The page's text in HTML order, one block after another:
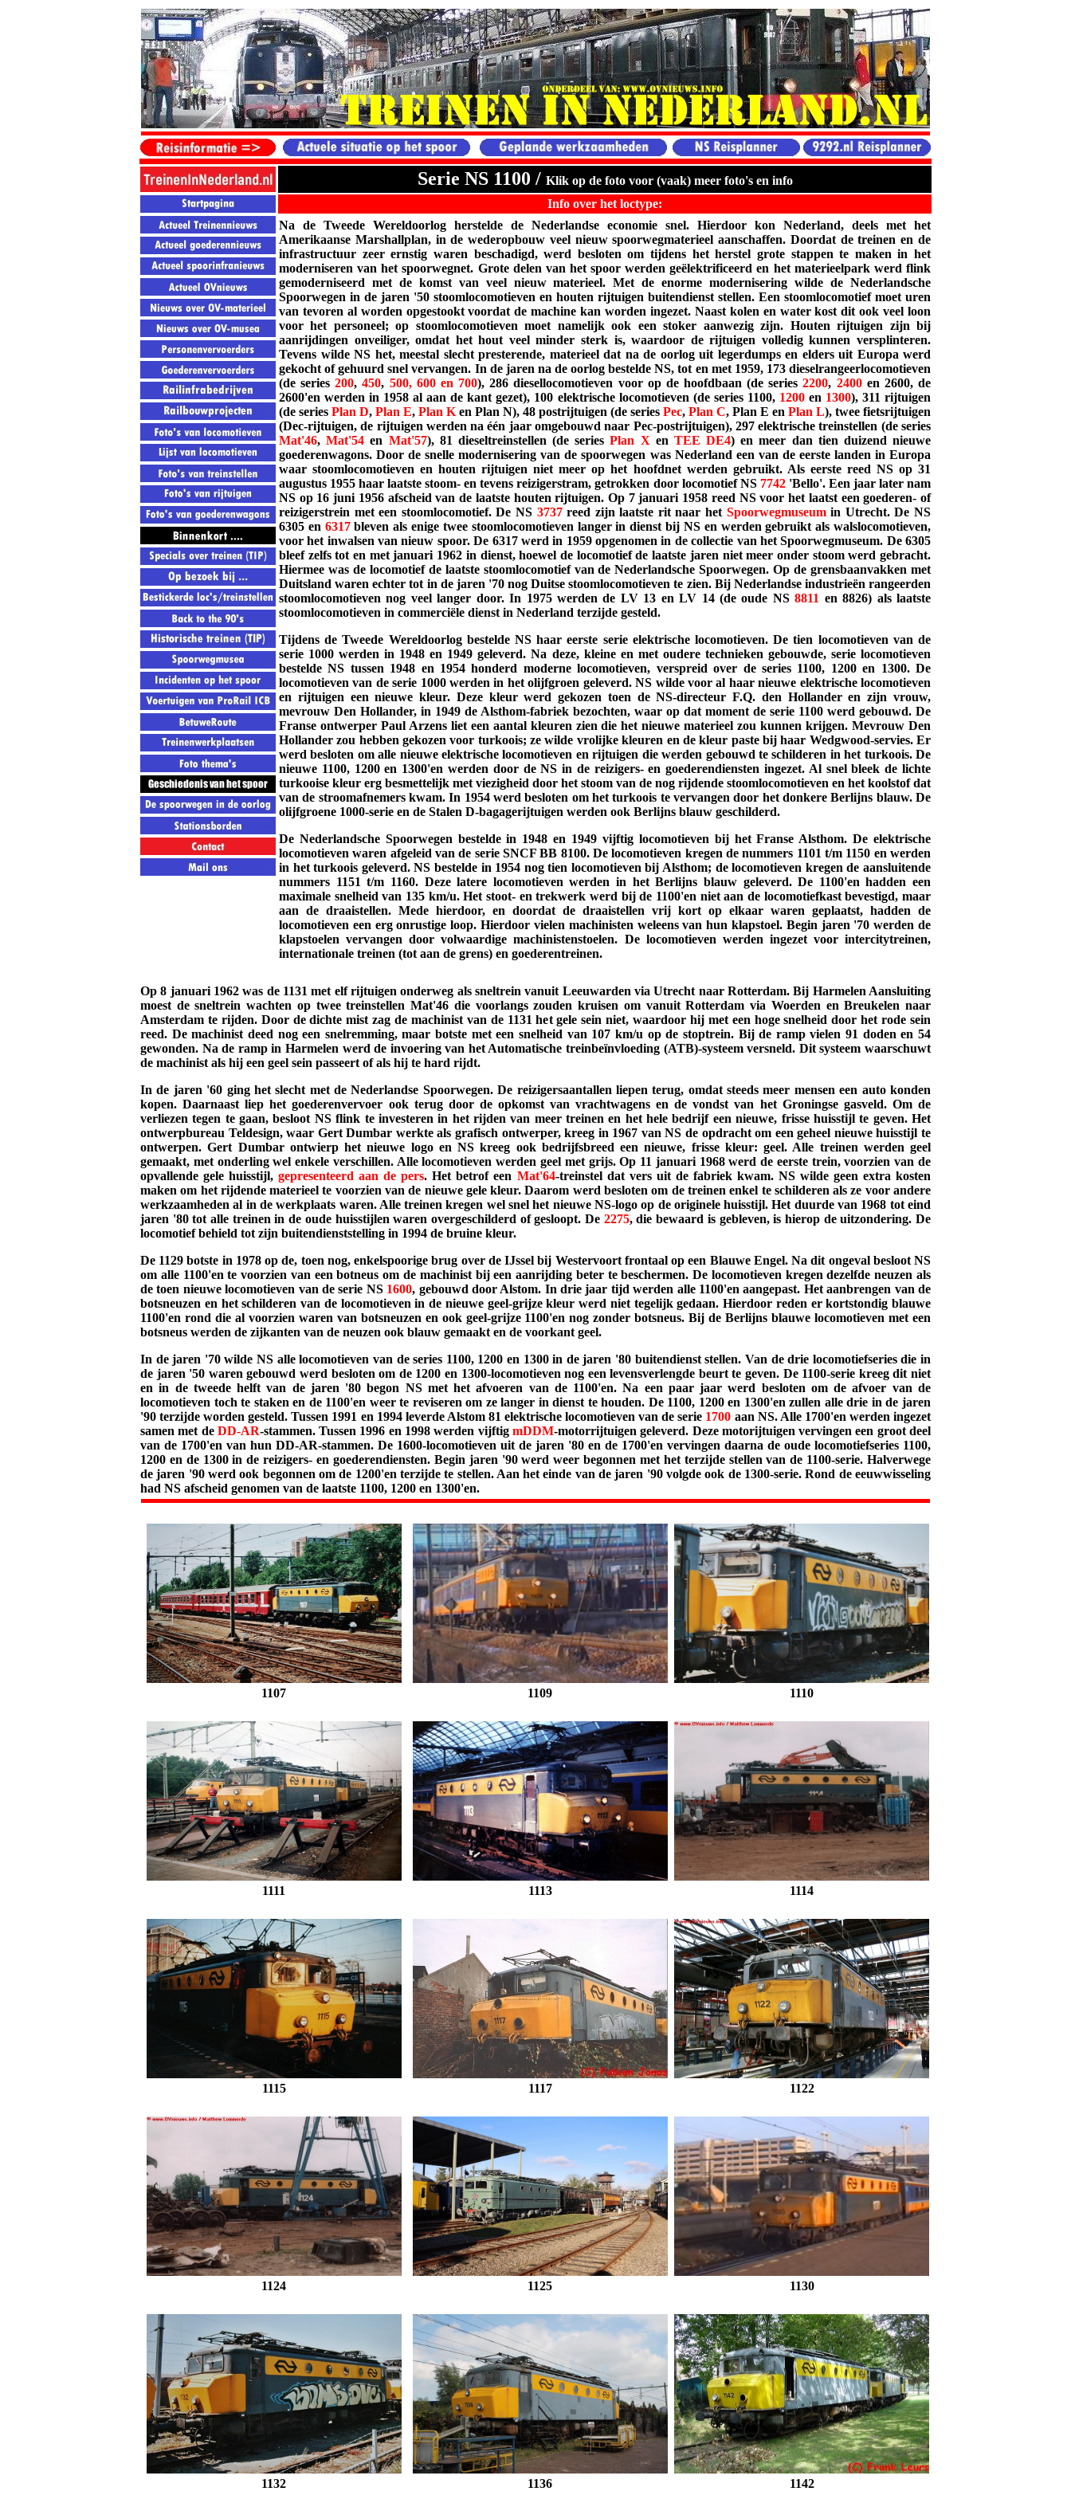
Serie NS 1100 / Klik op de foto voor (vaak) meer foto's en info
Info over het loctype:
Na de Tweede Wereldoorlog herstelde de Nederlandse economie snel. Hierdoor kon Nederland, deels met het
Amerikaanse Marshallplan, in de wederopbouw veel nieuw spoorwegmaterieel aanschaffen. Doordat de treinen en de
infrastructuur zeer ernstig waren beschadigd, werd besloten om tijdens het herstel grote stappen te maken in het
moderniseren van het spoorwegnet. Grote delen van het spoor werden geëlektrificeerd en het materieelpark werd flink
gemoderniseerd met de komst van veel nieuw materieel. Met de enorme modernisering wilde de Nederlandsche
Spoorwegen in de jaren '50 stoomlocomotieven en houten rijtuigen buitendienst stellen. Een stoomlocomotief moet uren
van tevoren al worden opgestookt voordat de machine kan worden ingezet. Naast kolen en water kost dit ook veel loon
voor het personeel; op stoomlocomotieven moet namelijk ook een stoker aanwezig zijn. Houten rijtuigen zijn bij
aanrijdingen onveiliger, omdat het hout veel minder sterk is, waardoor de rijtuigen volledig kunnen versplinteren.
Tevens wilde NS het, meestal slecht presterende, materieel dat na de oorlog uit legerdumps en elders uit Europa werd
gekocht of gehuurd snel vervangen. In de jaren na de oorlog bestelde NS, tot en met 1959, 173 dieselrangeerlocomotieven
(de series200,450, 500, 600 en 700), 286 diesellocomotieven voor op de hoofdbaan (de series2200, 2400en 2600, de
2600'en werden in 1958 al aan de kant gezet), 100 elektrische locomotieven (de series 1100, 1200en 1300), 311 rijtuigen
(de series Plan D, Plan E, Plan K en Plan N), 48 postrijtuigen (de series Pec, Plan C, Plan E en Plan L), twee fietsrijtuigen
(Dec-rijtuigen, de rijtuigen werden na één jaar omgebouwd naar Pec-postrijtuigen), 297 elektrische treinstellen (de series
Mat'46,Mat'54 en Mat'57), 81 dieseltreinstellen (de seriesPlan X en TEE DE4) en meer dan tien duizend nieuwe
goederenwagons. Door de snelle modernisering van de spoorwegen was Nederland een van de eerste landen in Europa
waar stoomlocomotieven en houten rijtuigen niet meer op het hoofdnet werden gebruikt. Als eerste reed NS op 31
augustus 1955 haar laatste stoom- en tevens reizigerstram, getrokken door locomotief NS 7742'Bello'. Een jaar later nam
NS op 16 juni 1956 afscheid van de laatste houten rijtuigen. Op 7 januari 1958 reed NS voor het laatst een goederen- of
reizigerstrein met een stoomlocomotief. De NS 3737reed zijn laatste rit naar het Spoorwegmuseumin Utrecht. De NS
6305 en 6317bleven als enige twee stoomlocomotieven langer in dienst bij NS en werden gebruikt als walslocomotieven,
voor het inwalsen van nieuw spoor. De 6317 werd in 1959 opgenomen in de collectie van het Spoorwegmuseum. De 6305
bleef zelfs tot en met januari 1962 in dienst, hoewel de locomotief de laatste jaren niet meer onder stoom werd gebracht.
Hiermee was de locomotief de laatste stoomlocomotief van de Nederlandsche Spoorwegen. Op de grensbaanvakken met
Duitsland waren echter tot in de jaren '70 nog Duitse stoomlocomotieven te zien. Bij Nederlandse industrieën rangeerden
stoomlocomotieven nog veel langer door. In 1975 werden de LV 13 en LV 14 (de oude NS8811 en 8826) als laatste
stoomlocomotieven in commerciële dienst in Nederland terzijde gesteld.
Tijdens de Tweede Wereldoorlog bestelde NS haar eerste serie elektrische locomotieven. De tien locomotieven van de
serie 1000 werden in 1948 en 1949 geleverd. Na deze, kleine en met oudere technieken gebouwde, serie locomotieven
bestelde NS tussen 1948 en 1954 honderd moderne locomotieven, verspreid over de series 1100, 1200 en 1300. De
locomotieven van de serie 1000 werden in het olijfgroen geleverd. NS wilde voor al haar nieuwe elektrische locomotieven
en rijtuigen een nieuwe kleur. Deze kleur werd gekozen toen de NS-directeur F.Q. den Hollander en zijn vrouw,
mevrouw Den Hollander, in 1949 de Alsthom-fabriek bezochten, waar op dat moment de serie 1100 werd gebouwd. De
Franse ontwerper Paul Arzens liet een aantal kleuren zien die het nieuwe materieel zou kunnen krijgen. Mevrouw Den
Hollander zou hebben gekozen voor turkoois; ze wilde vrolijke kleuren en de kleur paste bij haar Wedgwood-servies. Er
werd besloten om alle nieuwe elektrische locomotieven en rijtuigen die werden gebouwd te schilderen in het turkoois. De
nieuwe 1100, 1200 en 1300'en werden door de NS in de reizigers- en goederendiensten ingezet. Al snel bleek de lichte
turkooise kleur erg besmettelijk met viezigheid door het stoom van de nog rijdende stoomlocomotieven en het koolstof dat
van de stroomafnemers kwam. In 1954 werd besloten om het turkoois te vervangen door het donkere Berlijns blauw. De
olijfgroene 1000-serie en de Stalen D-bagagerijtuigen werden ook Berlijns blauw geschilderd.
De Nederlandsche Spoorwegen bestelde in 1948 en 1949 vijftig locomotieven bij het Franse Alsthom. De elektrische
locomotieven waren afgeleid van de serie SNCF BB 8100. De locomotieven kregen de nummers 1101 t/m 1150 en werden
in het turkoois geleverd. NS bestelde in 1954 nog tien locomotieven bij Alsthom; de locomotieven kregen de aansluitende
nummers 1151 t/m 1160. Deze latere locomotieven werden in het Berlijns blauw geleverd. De 1100'en hadden een
maximale snelheid van 135 km/u. Het stoot- en trekwerk werd bij de 1100'en niet aan de locomotiefkast bevestigd, maar
aan de draaistellen. Mede hierdoor, en doordat de draaistellen vrij kort op elkaar waren geplaatst, hadden de
locomotieven een erg onrustige loop. Hierdoor vielen machinisten weleens van hun klapstoel. Begin jaren '70 werden de
klapstoelen vervangen door volwaardige machinistenstoelen. De locomotieven werden ingezet voor intercitytreinen,
internationale treinen (tot aan de grens) en goederentreinen.
Op 8 januari 1962 was de 1131 met elf rijtuigen onderweg als sneltrein vanuit Leeuwarden via Utrecht naar Rotterdam. Bij Harmelen Aansluiting
moest de sneltrein wachten op twee treinstellen Mat'46 die voorlangs zouden kruisen om vanuit Rotterdam via Woerden en Breukelen naar
Amsterdam te rijden. Door de dichte mist zag de machinist van de 1131 het gele sein niet, waardoor hij met een hoge snelheid door het rode sein
reed. De machinist deed nog een snelremming, maar botste met een snelheid van 107 km/u op de stoptrein. Bij de ramp vielen 91 doden en 54
gewonden. Na de ramp in Harmelen werd de invoering van het Automatische treinbeïnvloeding (ATB)-systeem versneld. Dit systeem waarschuwt
de machinist als hij een geel sein passeert of als hij te hard rijdt.
In de jaren '60 ging het slecht met de Nederlandse Spoorwegen. De reizigersaantallen liepen terug, omdat steeds meer mensen een auto konden
kopen. Daarnaast liep het goederenvervoer ook terug door de opkomst van vrachtwagens en de vondst van het Groningse gasveld. Om de
verliezen tegen te gaan, besloot NS flink te investeren in het rijden van meer treinen en het hele bedrijf een nieuwe, frisse huisstijl te geven. Het
ontwerpbureau Teldesign, waar Gert Dumbar werkte als grafisch ontwerper, kreeg in 1967 van NS de opdracht om een geheel nieuwe huisstijl te
ontwerpen. Gert Dumbar ontwierp het nieuwe logo en NS kreeg ook bedrijfsbreed een nieuwe, frisse kleur: geel. Alle treinen werden geel
gemaakt, met onderling wel enkele verschillen. Alle locomotieven werden geel met grijs. Op 11 januari 1968 werd de eerste trein, voorzien van de
opvallende gele huisstijl,gepresenteerd aan de pers. Het betrof een Mat'64-treinstel dat vers uit de fabriek kwam. NS wilde geen extra kosten
maken om het rijdende materieel te voorzien van de nieuwe gele kleur. Daarom werd besloten om de treinen enkel te schilderen als ze voor andere
werkzaamheden al in de werkplaats waren. Alle treinen kregen wel snel het nieuwe NS-logo op de originele huisstijl. Het duurde van 1968 tot eind
jaren '80 tot alle treinen in de oude huisstijlen waren overgeschilderd of gesloopt. De 2275, die bewaard is gebleven, is hierop de uitzondering. De
locomotief behield tot zijn buitendienststelling in 1994 de bruine kleur.
De 1129 botste in 1978 op de, toen nog, enkelspoorige brug over de IJssel bij Westervoort frontaal op een Blauwe Engel. Na dit ongeval besloot NS
om alle 1100'en te voorzien van een botneus om de machinist bij een aanrijding beter te beschermen. De locomotieven kregen dezelfde neuzen als
de toen nieuwe locomotieven van de serie NS 1600, gebouwd door Alstom. In drie jaar tijd werden alle 1100'en aangepast. Het aanbrengen van de
botsneuzen en het schilderen van de locomotieven in de nieuwe geel-grijze kleur werd niet tegelijk gedaan. Hierdoor reden er kortstondig blauwe
1100'en rond die al voorzien waren van botsneuzen en ook geel-grijze 1100'en nog zonder botsneus. Bij de Berlijns blauwe locomotieven met een
botsneus werden de zijkanten van de neuzen ook blauw gemaakt en de voorkant geel.
In de jaren '70 wilde NS alle locomotieven van de series 1100, 1200 en 1300 in de jaren '80 buitendienst stellen. Van de drie locomotiefseries die in
de jaren '50 waren gebouwd werd besloten om de 1200 en 1300-locomotieven nog een levensverlengde beurt te geven. De 1100-serie kreeg dit niet
en in de tweede helft van de jaren '80 begon NS met het afvoeren van de 1100'en. Na een paar jaar werd besloten om de afvoer van de
locomotieven toch te staken en de 1100'en weer te reviseren om ze langer in dienst te houden. De 1100, 1200 en 1300'en zullen alle drie in de jaren
'90 terzijde worden gesteld. Tussen 1991 en 1994 leverde Alstom 81 elektrische locomotieven van de serie 1700 aan NS. Alle 1700'en werden ingezet
samen met de DD-AR-stammen. Tussen 1996 en 1998 werden vijftig mDDM-motorrijtuigen geleverd. Deze motorijtuigen vervingen een groot deel
van de 1700'en van hun DD-AR-stammen. De 1600-locomotieven uit de jaren '80 en de 1700'en vervingen daarna de oude locomotiefseries 1100,
1200 en de 1300 in de reizigers- en goederendiensten. Begin jaren '90 werd weer begonnen met het terzijde stellen van de 1100-serie. Halverwege
de jaren '90 werd ook begonnen om de 1200'en terzijde te stellen. Aan het einde van de jaren '90 volgde ook de 1300-serie. Rond de eeuwwisseling
had NS afscheid genomen van de laatste 1100, 1200 en 1300'en.
1107 1109 1110
1111 1113 1114
1115 1117 1122
1124 1125 1130
1132 1136 1142